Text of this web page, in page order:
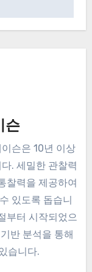
슨
슨은 10년 이상
. 세밀한 관찰력
찰력을 제공하여
있도록 돕습니
부터 시작되었으
반 분석을 통해
습니다.